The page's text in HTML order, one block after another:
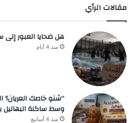
مقالات الرأي
هل ضحايا العبور إلى
منذ 4 أيام
“شنو خاصك
وسط ساكنة البهاليل
منذ 4 أسابيع